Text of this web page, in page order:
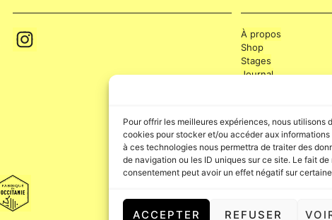
Pour offrir les meilleures expériences, nous utilisons
cookies pour stocker et/ou accéder aux
à ces technologies nous permettra de traiter des
de navigation ou les ID uniques sur ce site. Le fait
consentement peut avoir un effet négatif sur
ACCEPTER REFUSER
À propos
Shop
Stages
Journal